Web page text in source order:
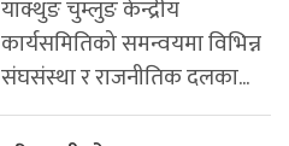
याक्थुङ चुम्लुङ केन्द्रीय
कार्यसमितिको समन्वयमा विभिन्न
संघसंस्था र राजनीतिक दलका...